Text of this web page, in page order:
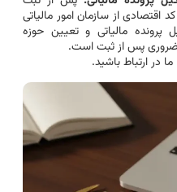
از سازمان امور مالیاتی
مالیاتی و تعیین حوزه
ضروری پس از ثبت است.
ما در ارتباط باشید.